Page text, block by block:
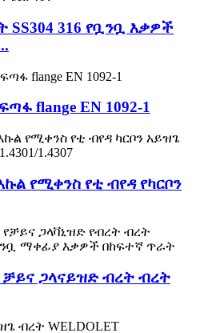
SS304 316 የቧንቧ እቃዎች
flange EN 1092-1
የሚቀንስ የቲ ብየዳ የካርቦን
ጋላናይዝድ ብረት ብረት